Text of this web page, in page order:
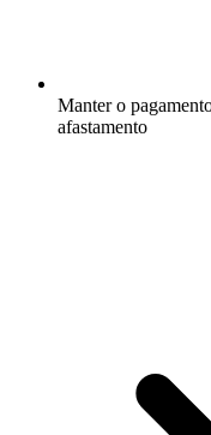
Manter o
afastamento